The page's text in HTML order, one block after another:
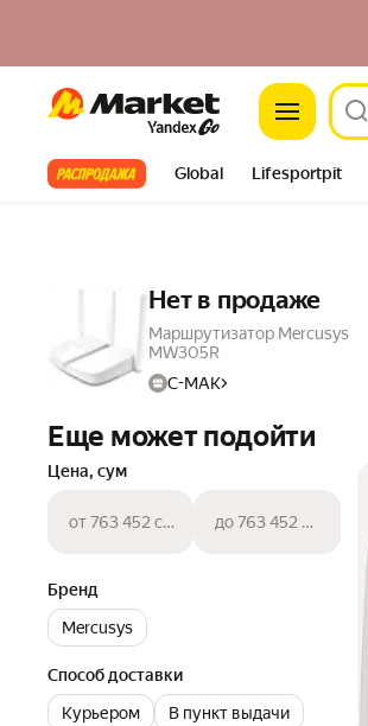
Market
Все хиты Global Lifesportpit
Нет в продаже
Маршрутизатор Mercusys
MW305R
C-MAK
Еще может подойти
Цена, сум
от 763 452 сум до 763 452 сум
Бренд
Mercusys
Способ доставки
Курьером
В пункт выдачи